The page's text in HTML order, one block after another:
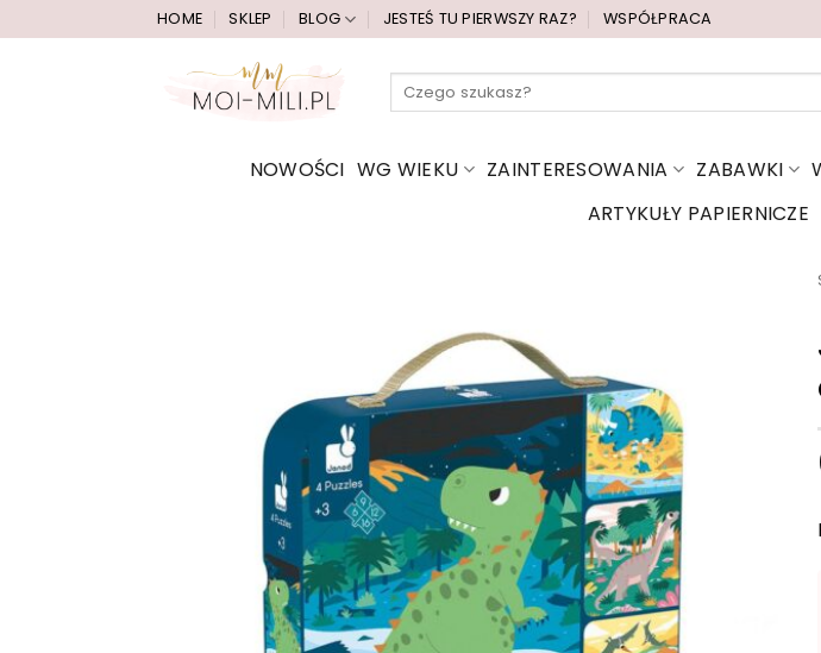
do
HOME SKLEP BLOG JESTEŚ TU PIERWSZY RAZ? WSPÓŁPRACA
Szukaj:
NOWOŚCI WG WIEKU ZAINTERESOWANIA ZABAWKI
ARTYKUŁY PAPIERNICZE